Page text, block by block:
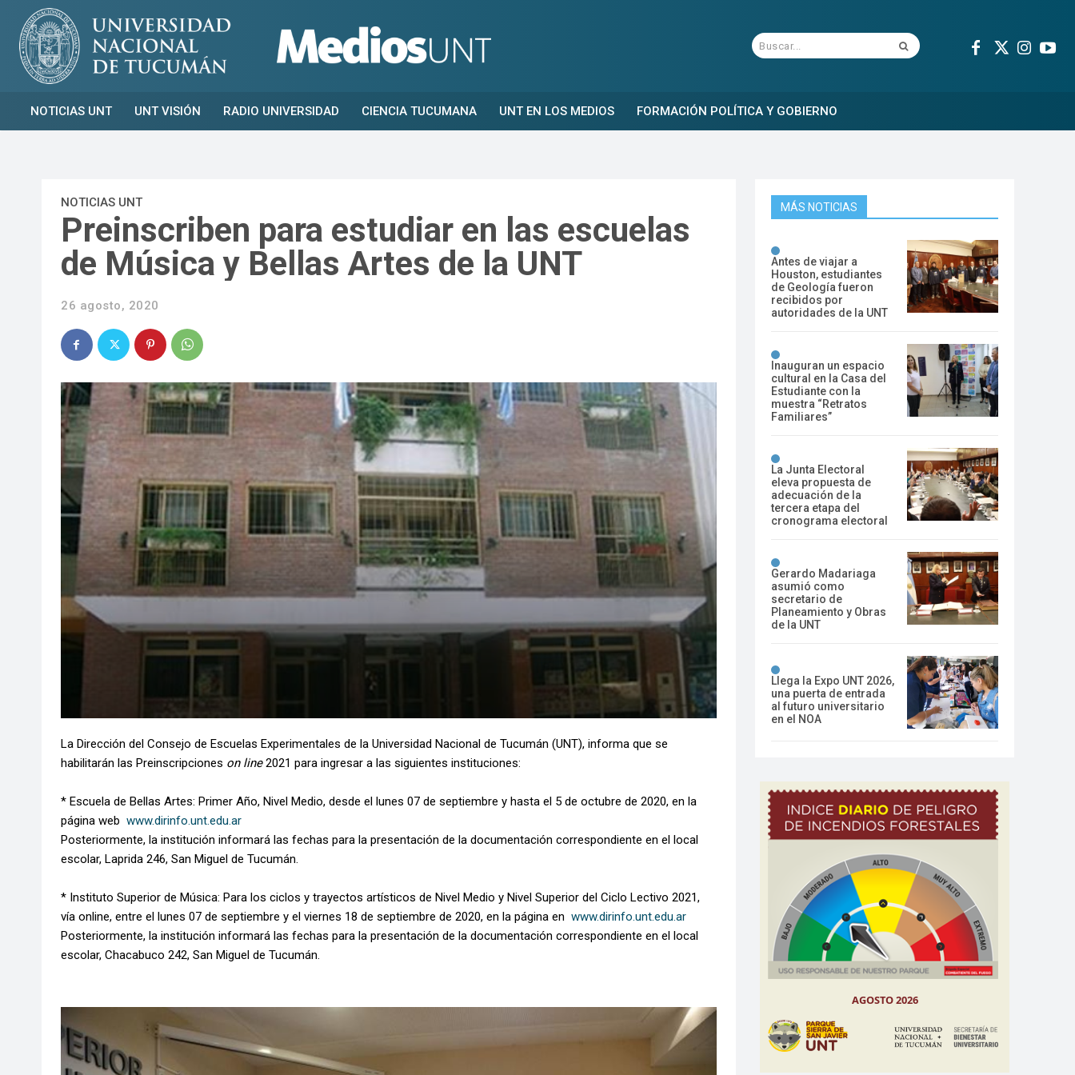
Buscar...
NOTICIAS UNT UNT VISIÓN RADIO UNIVERSIDAD CIENCIA TUCUMANA UNT EN LOS MEDIOS FORMACIÓN POLÍTICA Y GOBIERNO
NOTICIAS UNT
Preinscriben para estudiar en las escuelas
de Música y Bellas Artes de la UNT
26 agosto, 2020
La Dirección del Consejo de Escuelas Experimentales de la Universidad Nacional de Tucumán (UNT), informa que se
habilitarán las Preinscripciones on line2021 para ingresar a las siguientes instituciones:
* Escuela de Bellas Artes: Primer Año, Nivel Medio, desde el lunes 07 de septiembre y hasta el 5 de octubre de 2020, en la
página web www.dirinfo.unt.edu.ar
Posteriormente, la institución informará las fechas para la presentación de la documentación correspondiente en el local
escolar, Laprida 246, San Miguel de Tucumán.
* Instituto Superior de Música: Para los ciclos y trayectos artísticos de Nivel Medio y Nivel Superior del Ciclo Lectivo 2021,
vía online, entre el lunes 07 de septiembre y el viernes 18 de septiembre de 2020, en la página en www.dirinfo.unt.edu.ar
Posteriormente, la institución informará las fechas para la presentación de la documentación correspondiente en el local
escolar, Chacabuco 242, San Miguel de Tucumán.
MÁS NOTICIAS
Antes de viajar a
Houston, estudiantes
de Geología fueron
recibidos por
autoridades de la UNT
Inauguran un espacio
cultural en la Casa del
Estudiante con la
muestra “Retratos
Familiares”
La Junta Electoral
eleva propuesta de
adecuación de la
tercera etapa del
cronograma electoral
Gerardo Madariaga
asumió como
secretario de
Planeamiento y Obras
de la UNT
Llega la Expo UNT 2026,
una puerta de entrada
al futuro universitario
en el NOA